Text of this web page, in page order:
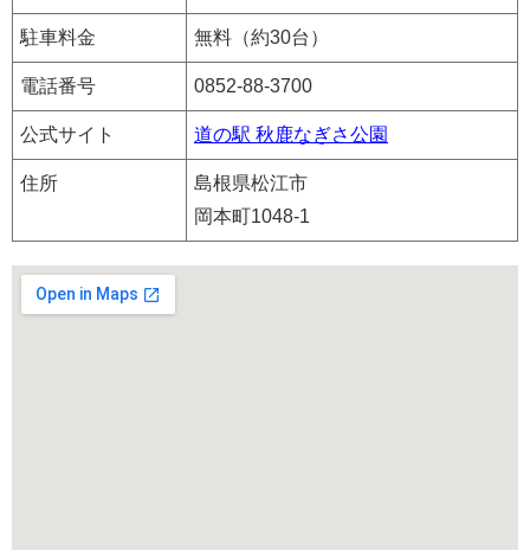
駐車料金 無料（約30台）
電話番号 0852-88-3700
公式サイト 道の駅 秋鹿なぎさ公園
住所
島根県松江市
岡本町1048-1